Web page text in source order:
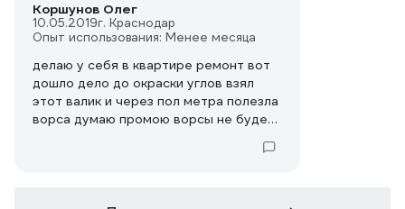
Коршунов Олег
10.05.2019г. Краснодар
Опыт использования: Менее месяца
делаю у себя в квартире ремонт вот
дошло дело до окраски углов взял
этот валик и через пол метра полезла
ворса думаю промою ворсы не буде